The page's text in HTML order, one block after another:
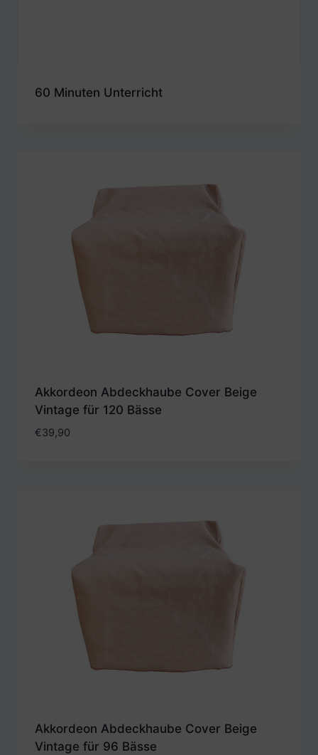
60 Minuten Unterricht
Akkordeon Abdeckhaube Cover Beige
Vintage für 120 Bässe
€39,90
Akkordeon Abdeckhaube Cover Beige
Vintage für 96 Bässe